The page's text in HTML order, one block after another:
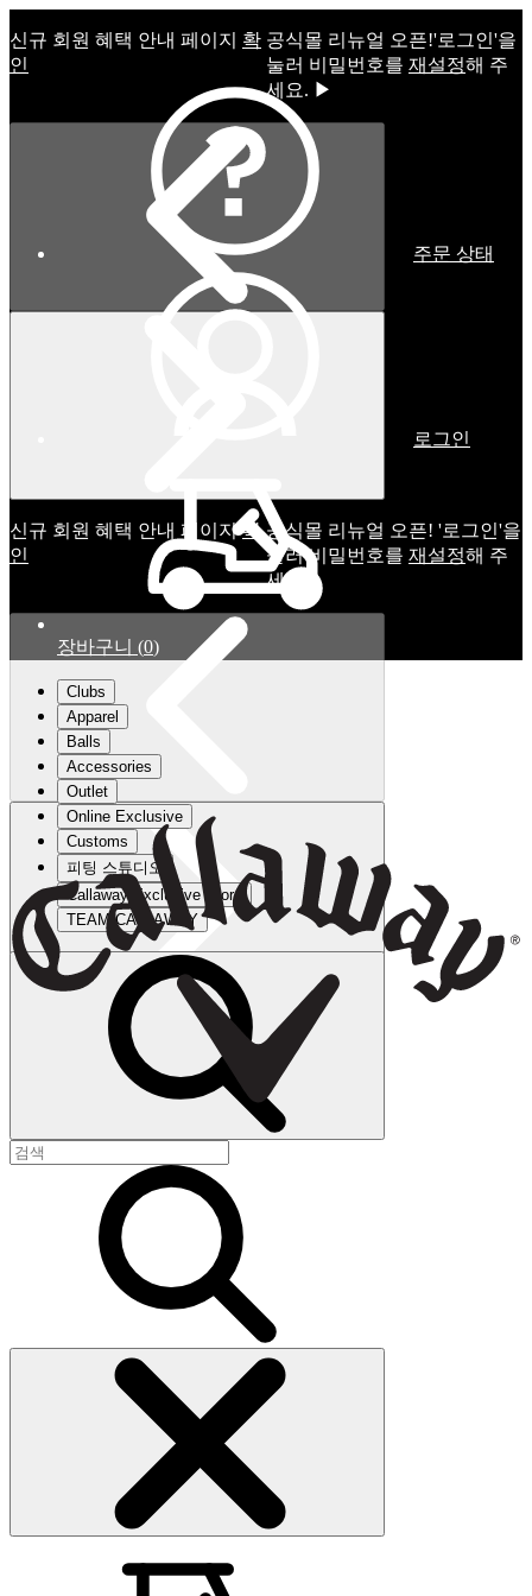
신규 회원 혜택 안내 페이지 확
인
공식몰 리뉴얼 오픈!ㅤ'로그인'을
눌러 비밀번호를 재설정해 주
세요. ▶
신규 회원 혜택 안내 페이지확
인
공식몰 리뉴얼 오픈! '로그인'을
눌러 비밀번호를 재설정해 주
세요.
주문 상태
로그인
장바구니 (0)
Clubs
Apparel
Balls
Accessories
Outlet
Online Exclusive
Customs
피팅 스튜디오
Callaway Exclusive Store
TEAM CALLAWAY